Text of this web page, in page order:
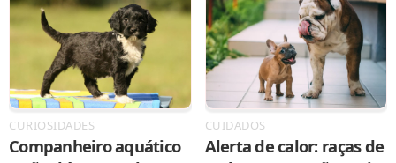
CURIOSIDADES
Companheiro aquático
CUIDADOS
Alerta de calor: raças de